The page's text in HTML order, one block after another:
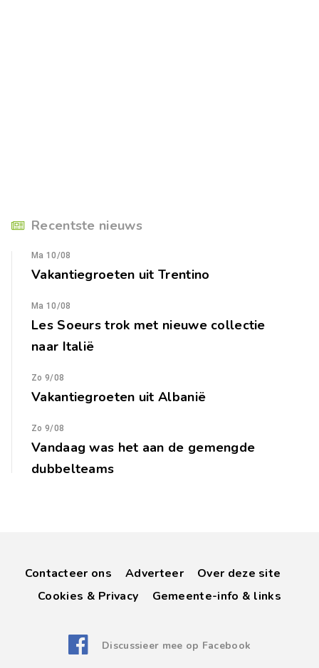
Recentste nieuws
Ma 10/08
Vakantiegroeten uit Trentino
Ma 10/08
Les Soeurs trok met nieuwe collectie
naar Italië
Zo 9/08
Vakantiegroeten uit Albanië
Zo 9/08
Vandaag was het aan de gemengde
dubbelteams
Contacteer ons Adverteer
Over deze site
Cookies & Privacy
Gemeente-info & links
Discussieer mee op Facebook